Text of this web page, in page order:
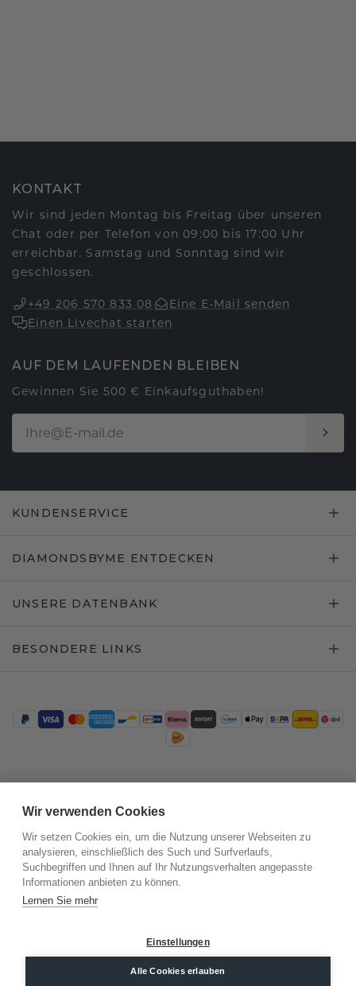
KONTAKT
Wir sind jeden Montag bis Freitag über unseren
Chat oder per Telefon von 09:00 bis 17:00 Uhr
erreichbar. Samstag und Sonntag sind wir
geschlossen.
+49 206 570 833 08
Eine E-Mail senden
Einen Livechat starten
AUF DEM LAUFENDEN BLEIBEN
Gewinnen Sie 500 € Einkaufsguthaben!
KUNDENSERVICE
DIAMONDSBYME ENTDECKEN
UNSERE DATENBANK
BESONDERE LINKS
©2026.DiamondsByMe
Datenschutz
AGB Impressum
Wir verwenden Cookies
Wir setzen Cookies ein, um die Nutzung unserer Webseiten zu
analysieren, einschließlich des Such und Surfverlaufs,
Suchbegriffen und Ihnen auf Ihr Nutzungsverhalten angepasste
Informationen anbieten zu können.
Lernen Sie mehr
Einstellungen
Alle Cookies erlauben